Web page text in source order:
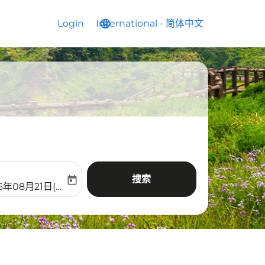
Login language
International - 简体中文
keyboard_arrow_down
label
return-date-aria-label
08月21日(周五)
today 搜索